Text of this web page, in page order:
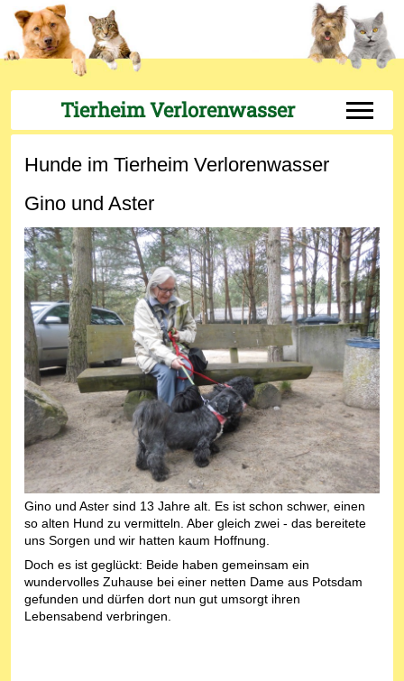
Tierheim Verlorenwasser Off-
Hunde im Tierheim Verlorenwasser
Gino und Aster
Gino und Aster sind 13 Jahre alt. Es ist schon schwer, einen
so alten Hund zu vermitteln. Aber gleich zwei - das bereitete
uns Sorgen und wir hatten kaum Hoffnung.
Doch es ist geglückt: Beide haben gemeinsam ein
wundervolles Zuhause bei einer netten Dame aus Potsdam
gefunden und dürfen dort nun gut umsorgt ihren
Lebensabend verbringen.